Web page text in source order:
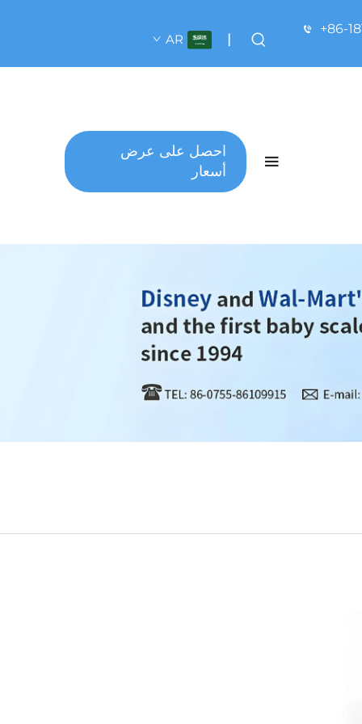
+86-
|
AR
احصل على عرض
أسعار